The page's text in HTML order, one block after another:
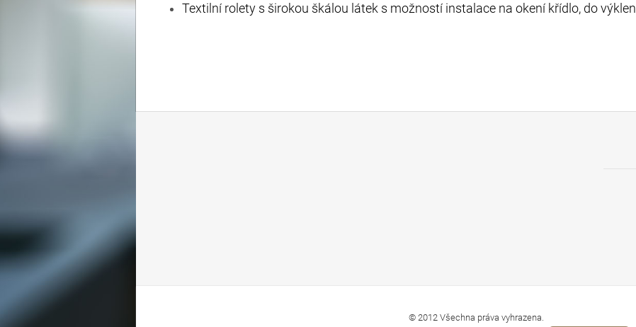
Textilní rolety s širokou škálou látek s možností instalace na okení křídlo, do
© 2012 Všechna práva vyhrazena.